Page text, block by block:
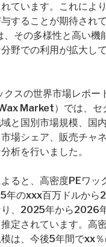
ています。これによ
することが期待され
、その多様性と高い機
野での利用が拡大し
クスの世界市場レポー
Market）では、セ
と国別市場規模、国
場シェア、販売チャ
析を行いました。
ると、高密度PEワッ
年のxxx百万ドルから
り、2025年から2026
定されています。高
は、今後5年間でxx